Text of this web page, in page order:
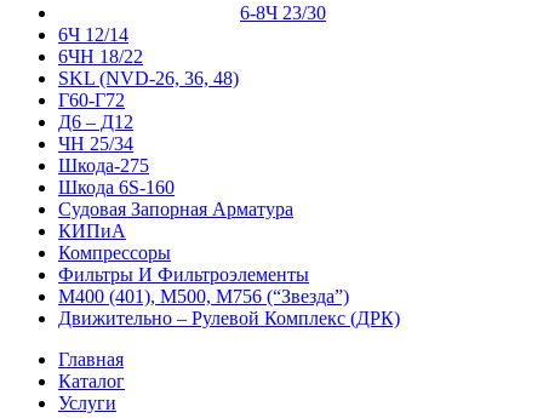
6-8Ч 23/30
6Ч 12/14
6ЧН 18/22
SKL (NVD-26, 36, 48)
Г60-Г72
Д6 – Д12
ЧН 25/34
Шкода-275
Шкода 6S-160
Судовая Запорная Арматура
КИПиА
Компрессоры
Фильтры И Фильтроэлементы
М400 (401), М500, М756 (“Звезда”)
Движительно – Рулевой Комплекс (ДРК)
Главная
Каталог
Услуги